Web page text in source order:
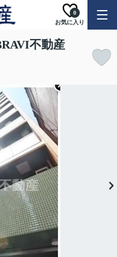
お気に入り
0
不動産